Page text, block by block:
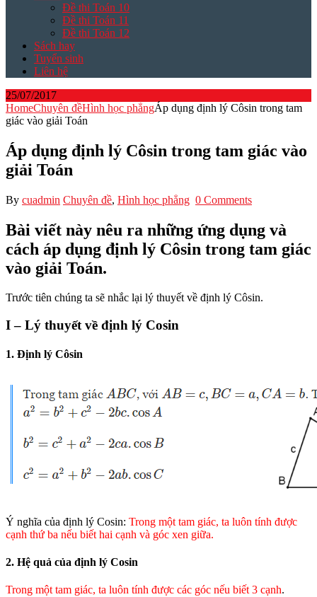
Đề thi Toán 10
Đề thi Toán 11
Đề thi Toán 12
Sách hay
Tuyển sinh
Liên hệ
25/07/2017
HomeChuyên đềHình học phẳngÁp dụng định lý Côsin trong tam
giác vào giải Toán
Áp dụng định lý Côsin trong tam giác vào
giải Toán
By cuadmin Chuyên đề, Hình học phẳng 0 Comments
Bài viết này nêu ra những ứng dụng và
cách áp dụng định lý Côsin trong tam giác
vào giải Toán.
Trước tiên chúng ta sẽ nhắc lại lý thuyết về định lý Côsin.
I – Lý thuyết về định lý Cosin
1. Định lý Côsin
Ý nghĩa của định lý Cosin: Trong một tam giác, ta luôn tính được
cạnh thứ ba nếu biết hai cạnh và góc xen giữa.
2. Hệ quả của định lý Cosin
Trong một tam giác, ta luôn tính được các góc nếu biết 3 cạnh.